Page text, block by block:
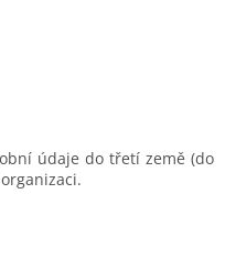
údaje do třetí země (do